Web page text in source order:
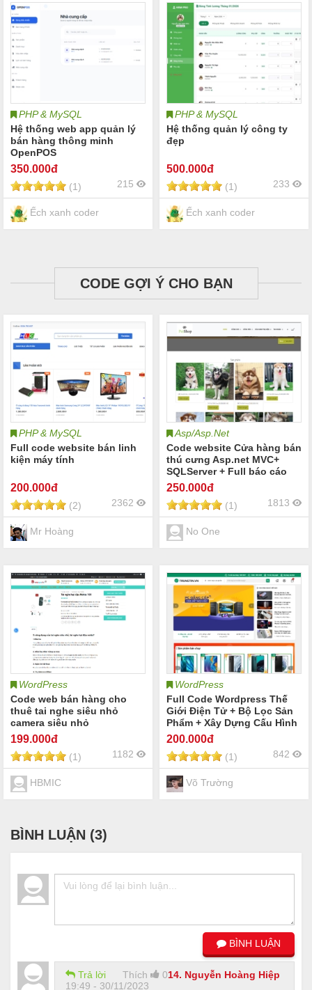
PHP & MySQL
Hệ thống web app quản lý
bán hàng thông minh
OpenPOS
350.000đ
(1) 215
Ếch xanh coder
PHP & MySQL
Hệ thống quản lý công ty
đẹp
500.000đ
(1) 233
Ếch xanh coder
CODE GỢI Ý CHO BẠN
PHP & MySQL
Full code website bán linh
kiện máy tính
200.000đ
(2) 2362
Mr Hoàng
Asp/Asp.Net
Code website Cửa hàng bán
thú cưng Asp.net MVC+
SQLServer + Full báo cáo
250.000đ
(1) 1813
No One
WordPress
Code web bán hàng cho
thuê tai nghe siêu nhỏ
camera siêu nhỏ
199.000đ
(1) 1182
HBMIC
WordPress
Full Code Wordpress Thế
Giới Điện Tử + Bộ Lọc Sản
Phẩm + Xây Dựng Cấu Hình
200.000đ
(1) 842
Võ Trường
BÌNH LUẬN (3)
BÌNH LUẬN
14. Nguyễn Hoàng Hiệp
Trả lời Thích
0
19:49 - 30/11/2023